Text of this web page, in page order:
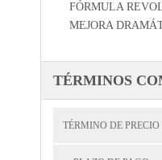
FÓRMULA
MEJORA
TÉRMINOS
TÉRMINO DE PRECIO